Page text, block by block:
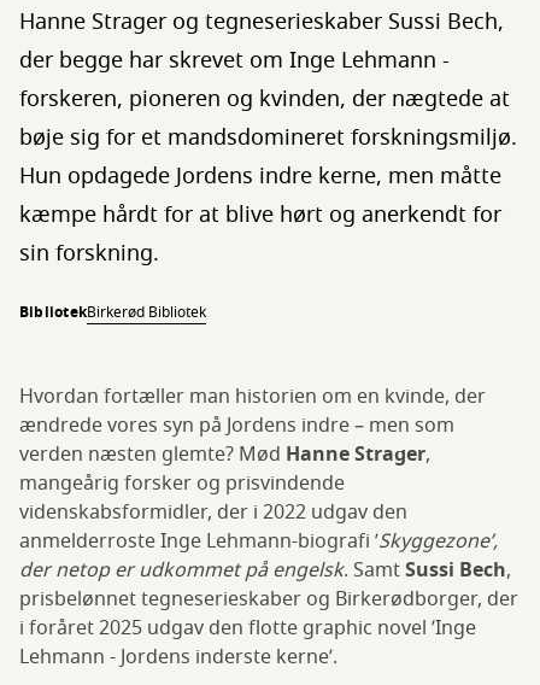
Hanne Strager og tegneserieskaber Sussi Bech,
der begge har skrevet om Inge Lehmann -
forskeren, pioneren og kvinden, der nægtede at
bøje sig for et mandsdomineret forskningsmiljø.
Hun opdagede Jordens indre kerne, men måtte
kæmpe hårdt for at blive hørt og anerkendt for
sin forskning.
BibliotekBirkerød Bibliotek
Hvordan fortæller man historien om en kvinde, der
ændrede vores syn på Jordens indre – men som
verden næsten glemte? Mød Hanne Strager,
mangeårig forsker og prisvindende
videnskabsformidler, der i 2022 udgav den
anmelderroste Inge Lehmann-biografi ’Skyggezone’,
der netop er udkommet på engelsk. SamtSussi Bech,
prisbelønnet tegneserieskaber og Birkerødborger, der
i foråret 2025 udgav den flotte graphic novel ’Inge
Lehmann - Jordens inderste kerne’.